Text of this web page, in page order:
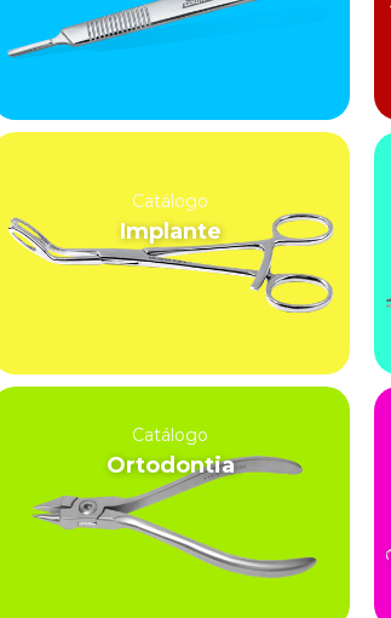
Catálogo
Implante
Catálogo
Ortodontia